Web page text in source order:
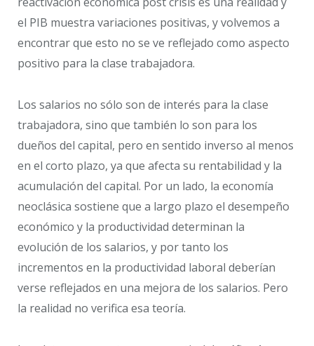
el PIB muestra variaciones positivas, y volvemos a
encontrar que esto no se ve reflejado como aspecto
positivo para la clase trabajadora.
Los salarios no sólo son de interés para la clase
trabajadora, sino que también lo son para los
dueños del capital, pero en sentido inverso al menos
en el corto plazo, ya que afecta su rentabilidad y la
acumulación del capital. Por un lado, la economía
neoclásica sostiene que a largo plazo el desempeño
económico y la productividad determinan la
evolución de los salarios, y por tanto los
incrementos en la productividad laboral deberían
verse reflejados en una mejora de los salarios. Pero
la realidad no verifica esa teoría.